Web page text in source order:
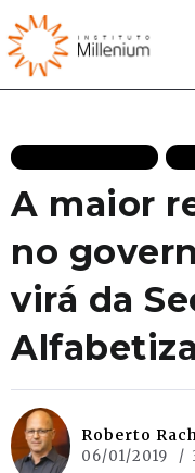
A maior
no
virá da
Roberto
06/01/2019